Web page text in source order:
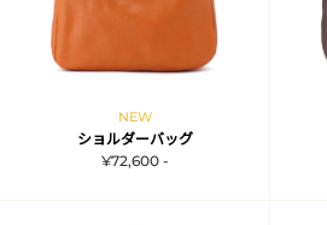
NEW
ショルダーバッグ
¥72,600 -